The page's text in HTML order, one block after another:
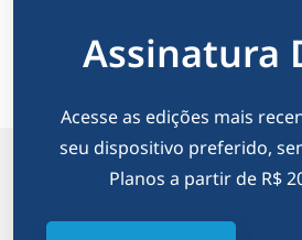
Assinatura
Acesse as edições mais
seu dispositivo preferido,
Planos a partir de R$